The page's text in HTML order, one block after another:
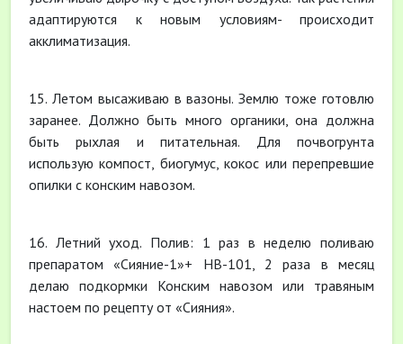
адаптируются к новым условиям- происходит
акклиматизация.
15. Летом высаживаю в вазоны. Землю тоже готовлю
заранее. Должно быть много органики, она должна
быть рыхлая и питательная. Для почвогрунта
использую компост, биогумус, кокос или перепревшие
опилки с конским навозом.
16. Летний уход. Полив: 1 раз в неделю поливаю
препаратом «Сияние-1»+ НВ-101, 2 раза в месяц
делаю подкормки Конским навозом или травяным
настоем по рецепту от «Сияния».